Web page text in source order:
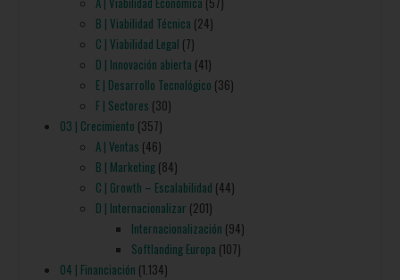
B | Viabilidad Técnica (24)
C | Viabilidad Legal (7)
D | Innovación abierta (41)
E | Desarrollo Tecnológico (36)
F | Sectores (30)
03 | Crecimiento (357)
A | Ventas (46)
B | Marketing(84)
C | Growth – Escalabilidad (44)
D | Internacionalizar (201)
Internacionalización (94)
Softlanding Europa (107)
04 | Financiación (1.134)